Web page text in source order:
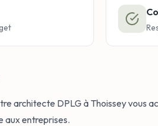
architecte DPLG à Thoissey vous
aux entreprises.